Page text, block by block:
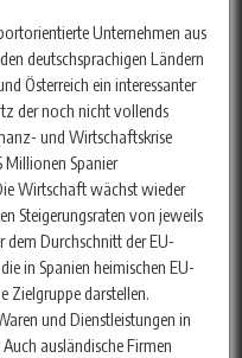
Unternehmen aus
deutschsprachigen Ländern
Österreich ein interessanter
der noch nicht vollends
und Wirtschaftskrise
Millionen Spanier
Wirtschaft wächst wieder
Steigerungsraten von jeweils
Durchschnitt der EU-
in Spanien heimischen EU-
Zielgruppe darstellen.
und Dienstleistungen in
ausländische Firmen